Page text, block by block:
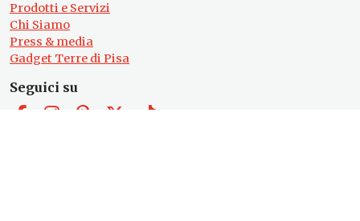
Prodotti e Servizi
Chi Siamo
Press & media
Gadget Terre di Pisa
Seguici su